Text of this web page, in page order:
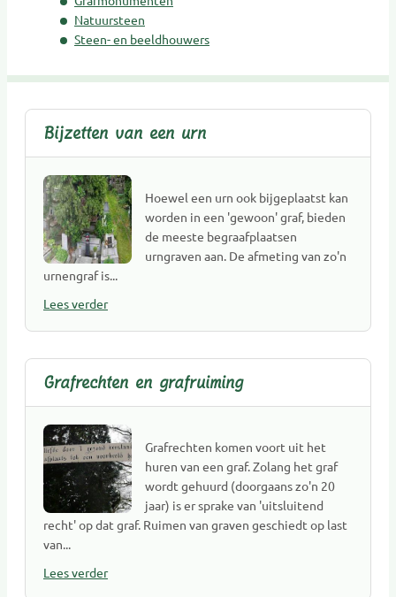
Grafkunst
Grafmonumenten
Kinderen Uitvaartverzorging
Mediators
Muzikanten / Uitvaartmuziek
Nabestaandenzorg
Nalatenschaps afwikkeling
Natuursteen
Overlijdensberichten
Ritueelbegeleiding
Rouw- en verliesbegeleiding kinderen
Rouw- en verliesbegeleiding volwassenen
Rouwcentra
Natuursteen
Steen- en beeldhouwers
Bijzetten van een urn
Hoewel een urn ook bijgeplaatst kan
worden in een 'gewoon' graf, bieden
de meeste begraafplaatsen
urngraven aan. De afmeting van zo'n
urnengraf is...
Lees verder
Grafrechten en grafruiming
Grafrechten komen voort uit het
huren van een graf. Zolang het graf
wordt gehuurd (doorgaans zo'n 20
jaar) is er sprake van 'uitsluitend
recht' op dat graf. Ruimen van graven geschiedt op last
van...
Lees verder